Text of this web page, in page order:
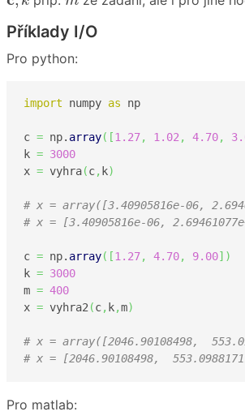
Příklady I/O
Pro python:
import numpy as np
c = np. array( [1.27, 1.02 , 4.70,
k = 3000
x = vyhra(c, k)
# x = array([3.40905816e-06,
# x = [3.40905816e-06,
c = np. array( [1.27, 4.70, 9.00] )
k = 3000
m = 400
x = vyhra2 (c, k,m)
# x = array([2046.90108498,
# x = [2046.90108498,
Pro matlab: